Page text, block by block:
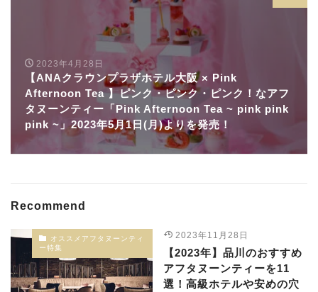
2023年4月28日
【ANAクラウンプラザホテル大阪 × Pink
Afternoon Tea 】ピンク・ピンク・ピンク！なアフ
タヌーンティー「Pink Afternoon Tea ~ pink pink
pink ~」2023年5月1日(月)よりを発売！
Recommend
オススメアフタヌーンティ
ー特集
2023年11月28日
【2023年】品川のおすすめ
アフタヌーンティーを11
選！高級ホテルや安めの穴